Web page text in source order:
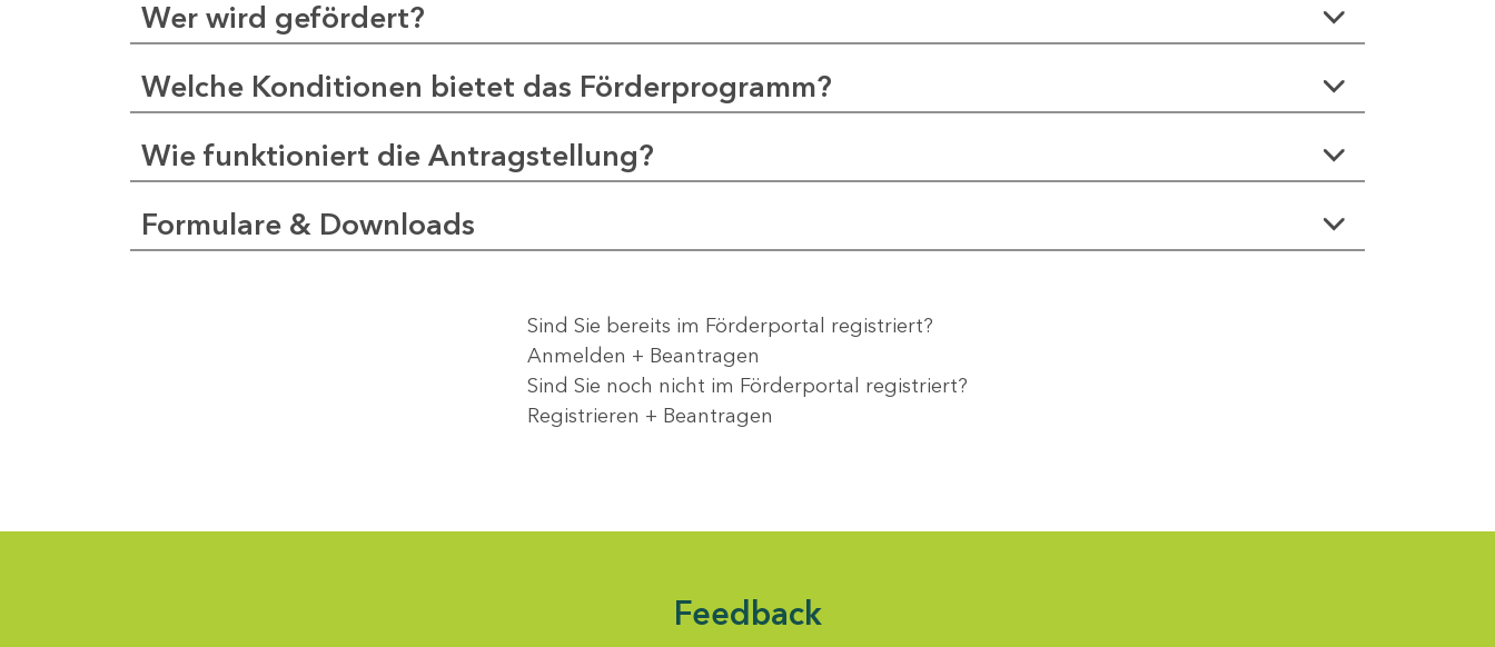
Wer wird gefördert?
Welche Konditionen bietet das Förderprogramm?
Wie funktioniert die Antragstellung?
Formulare & Downloads
Sind Sie bereits im Förderportal registriert?
Anmelden + Beantragen
Sind Sie noch nicht im Förderportal registriert?
Registrieren + Beantragen
Feedback